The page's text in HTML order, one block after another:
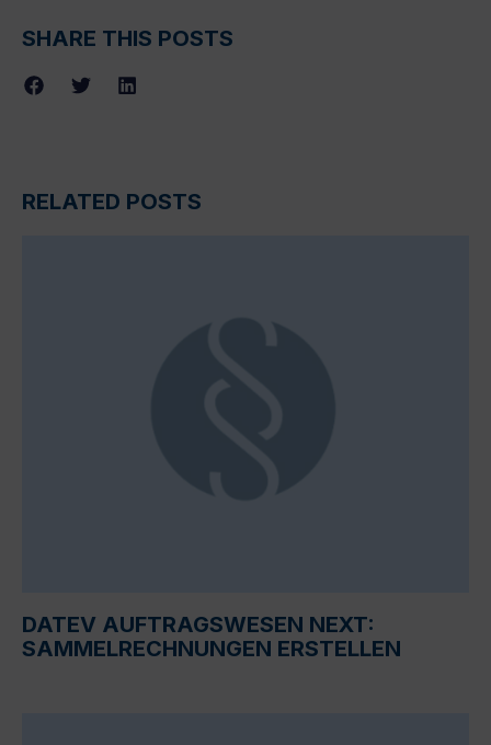
SHARE THIS POSTS
RELATED POSTS
DATEV AUFTRAGSWESEN NEXT:
SAMMELRECHNUNGEN ERSTELLEN